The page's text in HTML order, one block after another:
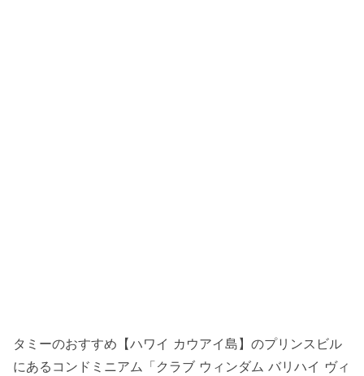
タミーのおすすめ【ハワイ カウアイ島】のプリンスビル
にあるコンドミニアム「クラブ ウィンダム バリハイ ヴィ